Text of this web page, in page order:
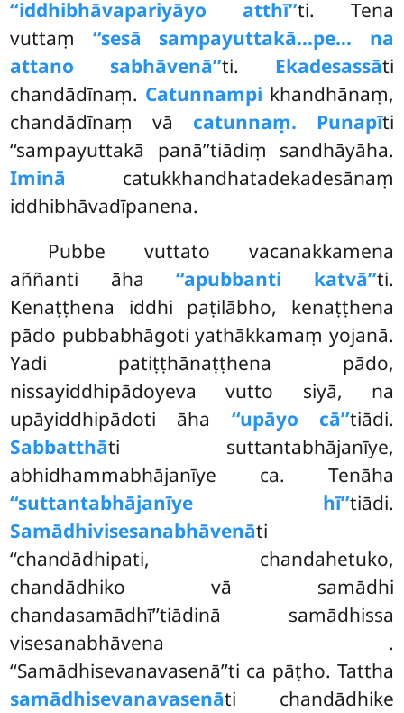
‘‘iddhibhāvapariyāyo atthī’’ti. Tena
vuttaṃ ‘‘sesā sampayuttakā…pe… na
attano sabhāvenā’’ti. Ekadesassāti
chandādīnaṃ. Catunnampi khandhānaṃ,
chandādīnaṃ vā catunnaṃ. Punapīti
‘‘sampayuttakā panā’’tiādiṃ sandhāyāha.
Iminā catukkhandhatadekadesānaṃ
iddhibhāvadīpanena.
Pubbe vuttato vacanakkamena
aññanti āha‘‘apubbanti katvā’’ti.
Kenaṭṭhena iddhi paṭilābho, kenaṭṭhena
pādo pubbabhāgoti yathākkamaṃ yojanā.
Yadi patiṭṭhānaṭṭhena pādo,
nissayiddhipādoyeva vutto siyā, na
upāyiddhipādoti āha ‘‘upāyo cā’’tiādi.
Sabbatthāti suttantabhājanīye,
abhidhammabhājanīye ca. Tenāha
‘‘suttantabhājanīye hī’’tiādi.
Samādhivisesanabhāvenāti
‘‘chandādhipati, chandahetuko,
chandādhiko vā samādhi
chandasamādhī’’tiādinā samādhissa
visesanabhāvena .
‘‘Samādhisevanavasenā’’ti ca pāṭho. Tattha
samādhisevanavasenāti chandādhike